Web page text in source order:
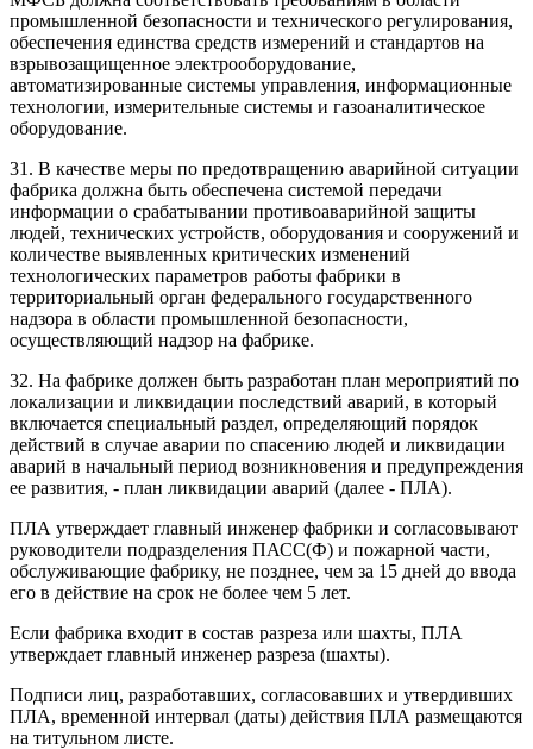
промышленной безопасности и технического регулирования,
обеспечения единства средств измерений и стандартов на
взрывозащищенное электрооборудование,
автоматизированные системы управления, информационные
технологии, измерительные системы и газоаналитическое
оборудование.
31. В качестве меры по предотвращению аварийной ситуации
фабрика должна быть обеспечена системой передачи
информации о срабатывании противоаварийной защиты
людей, технических устройств, оборудования и сооружений и
количестве выявленных критических изменений
технологических параметров работы фабрики в
территориальный орган федерального государственного
надзора в области промышленной безопасности,
осуществляющий надзор на фабрике.
32. На фабрике должен быть разработан план мероприятий по
локализации и ликвидации последствий аварий, в который
включается специальный раздел, определяющий порядок
действий в случае аварии по спасению людей и ликвидации
аварий в начальный период возникновения и предупреждения
ее развития, - план ликвидации аварий (далее - ПЛА).
ПЛА утверждает главный инженер фабрики и согласовывают
руководители подразделения ПАСС(Ф) и пожарной части,
обслуживающие фабрику, не позднее, чем за 15 дней до ввода
его в действие на срок не более чем 5 лет.
Если фабрика входит в состав разреза или шахты, ПЛА
утверждает главный инженер разреза (шахты).
Подписи лиц, разработавших, согласовавших и утвердивших
ПЛА, временной интервал (даты) действия ПЛА размещаются
на титульном листе.